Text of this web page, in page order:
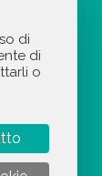
di
di
o